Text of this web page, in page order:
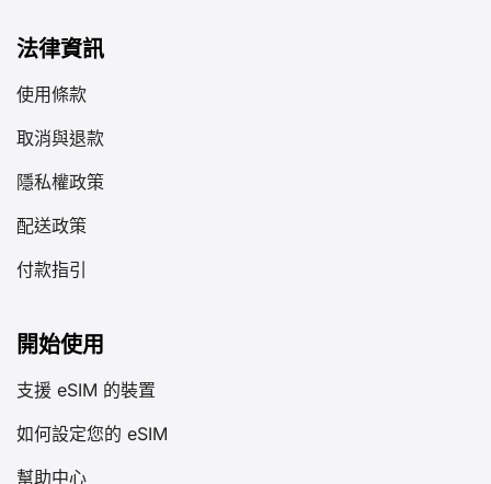
法律資訊
使用條款
取消與退款
隱私權政策
配送政策
付款指引
開始使用
支援 eSIM 的裝置
如何設定您的 eSIM
幫助中心